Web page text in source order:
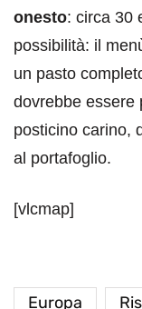
onesto: circa 30
possibilità: il
un pasto
dovrebbe essere
posticino carino,
al portafoglio.
[vlcmap]
Europa